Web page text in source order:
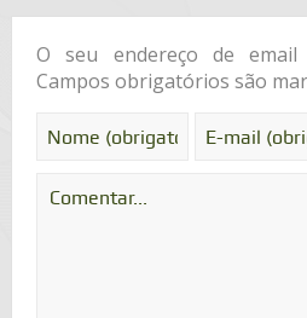
O seu endereço de
Campos obrigatórios são